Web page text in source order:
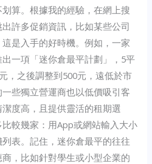
算。根據我的經驗，在網上搜
許多促銷資訊，比如某些公司
是入手的好時機。例如，一家
一項「迷你倉最平計劃」，5平
，之後調整到500元，遠低於市
些獨立營運商也以低價吸引客
度高，且提供靈活的租期選
較幾家：用App或網站輸入大小
表。記住，迷你倉最平的往往
，比如針對學生或小型企業的